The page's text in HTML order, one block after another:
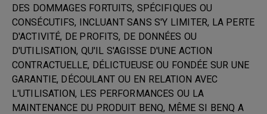
DES DOMMAGES FORTUITS, SPÉCIFIQUES OU
CONSÉCUTIFS, INCLUANT SANS S'Y LIMITER, LA PERTE
D'ACTIVITÉ, DE PROFITS, DE DONNÉES OU
D'UTILISATION, QU'IL S'AGISSE D'UNE ACTION
CONTRACTUELLE, DÉLICTUEUSE OU FONDÉE SUR UNE
GARANTIE, DÉCOULANT OU EN RELATION AVEC
L'UTILISATION, LES PERFORMANCES OU LA
MAINTENANCE DU PRODUIT BENQ, MÊME SI BENQ A